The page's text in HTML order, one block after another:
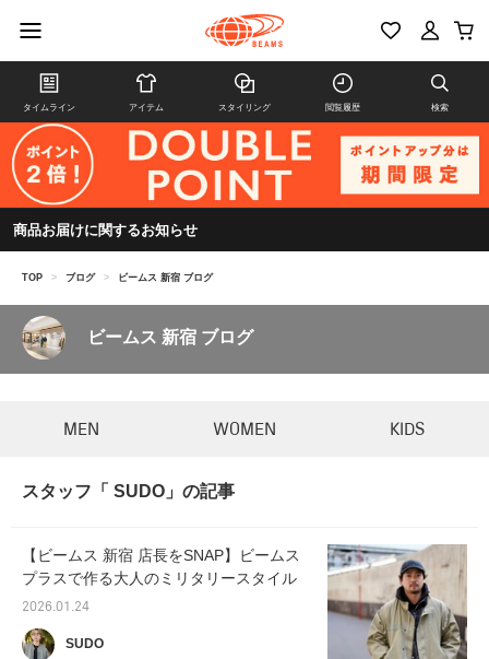
タイムライン アイテム スタイリング 閲覧履歴 検索
商品お届けに関するお知らせ
TOP > ブログ > ビームス 新宿 ブログ
ビームス 新宿 ブログ
MEN WOMEN KIDS
スタッフ「 SUDO」の記事
【ビームス 新宿 店長をSNAP】ビームス
プラスで作る大人のミリタリースタイル
2026.01.24
SUDO